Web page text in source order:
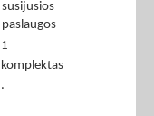
susijusios
paslaugos
1
komplektas
.